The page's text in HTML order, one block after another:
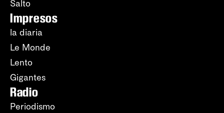
Salto
Impresos
la diaria
Le Monde
Lento
Gigantes
Radio
Periodismo